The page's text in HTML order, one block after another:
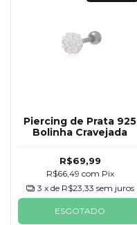
Piercing de Prata 925
Bolinha Cravejada
R$69,99
R$66,49 com Pix
3 x de R$23,33 sem juros
ESGOTADO